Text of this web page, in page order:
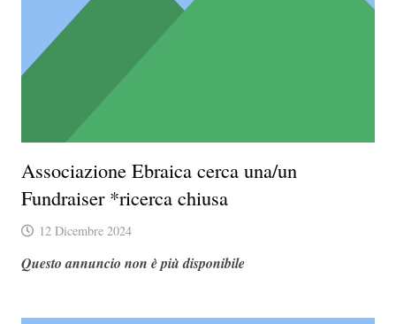
Associazione Ebraica cerca una/un
Fundraiser *ricerca chiusa
12 Dicembre 2024
Questo annuncio non è più disponibile